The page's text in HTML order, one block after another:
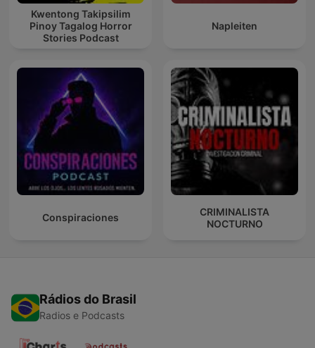
Kwentong Takipsilim
Pinoy Tagalog Horror
Stories Podcast
Napleiten
Conspiraciones
CRIMINALISTA
NOCTURNO
Rádios do Brasil
Radios e Podcasts